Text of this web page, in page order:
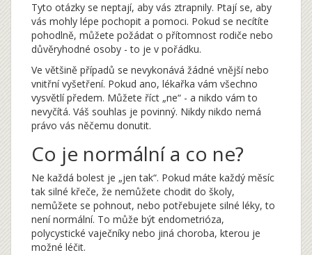
Tyto otázky se neptají, aby vás ztrapnily. Ptají se, aby
vás mohly lépe pochopit a pomoci. Pokud se necítíte
pohodlně, můžete požádat o přítomnost rodiče nebo
důvěryhodné osoby - to je v pořádku.
Ve většině případů se nevykonává žádné vnější nebo
vnitřní vyšetření. Pokud ano, lékařka vám všechno
vysvětlí předem. Můžete říct „ne“ - a nikdo vám to
nevyčítá. Váš souhlas je povinný. Nikdy nikdo nemá
právo vás něčemu donutit.
Co je normální a co ne?
Ne každá bolest je „jen tak“. Pokud máte každý měsíc
tak silné křeče, že nemůžete chodit do školy,
nemůžete se pohnout, nebo potřebujete silné léky, to
není normální. To může být endometrióza,
polycystické vaječníky nebo jiná choroba, kterou je
možné léčit.